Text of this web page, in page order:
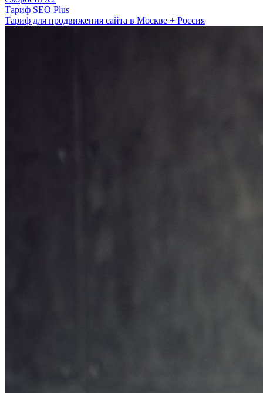
Тариф SEO Plus
Тариф для продвижения сайта в Москве + Россия